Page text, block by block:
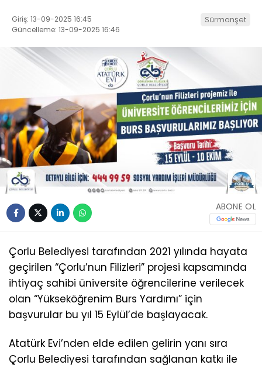
Giriş: 13-09-2025 16:45
Güncelleme: 13-09-2025 16:46
Sürmanşet
ABONE OL
Çorlu Belediyesi tarafından 2021 yılında hayata
geçirilen “Çorlu’nun Filizleri” projesi kapsamında
ihtiyaç sahibi üniversite öğrencilerine verilecek
olan “Yükseköğrenim Burs Yardımı” için
başvurular bu yıl 15 Eylül’de başlayacak.
Atatürk Evi’nden elde edilen gelirin yanı sıra
Çorlu Belediyesi tarafından sağlanan katkı ile